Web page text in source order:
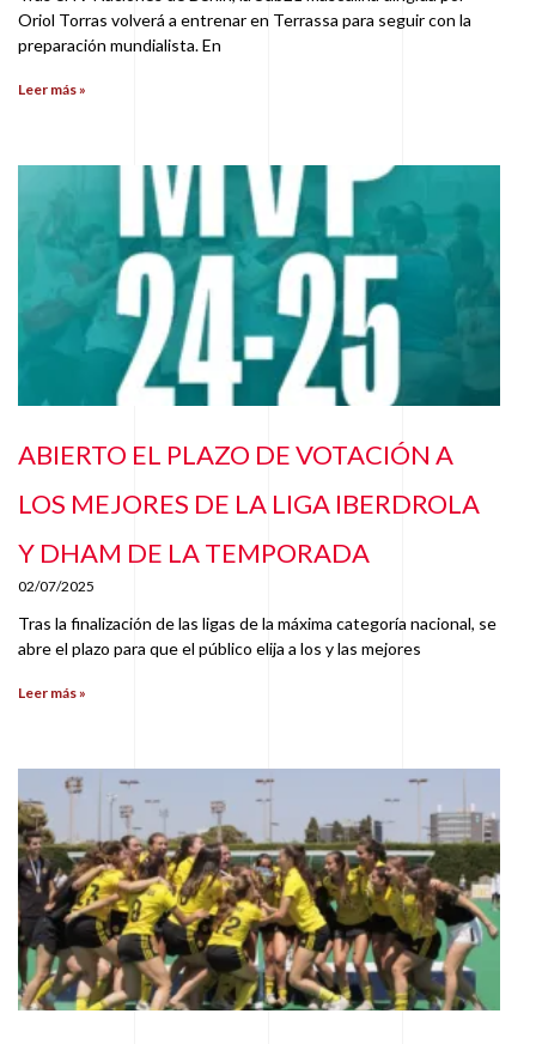
Oriol Torras volverá a entrenar en Terrassa para seguir con la
preparación mundialista. En
Leer más »
ABIERTO EL PLAZO DE VOTACIÓN A
LOS MEJORES DE LA LIGA IBERDROLA
Y DHAM DE LA TEMPORADA
02/07/2025
Tras la finalización de las ligas de la máxima categoría nacional, se
abre el plazo para que el público elija a los y las mejores
Leer más »